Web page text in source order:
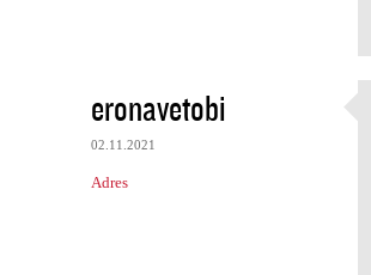
eronavetobi
02.11.2021
Adres